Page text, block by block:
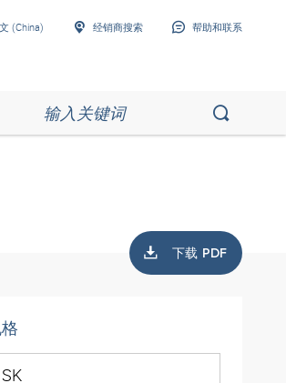
(China) 经销商搜索 帮助和联系
下载 PDF